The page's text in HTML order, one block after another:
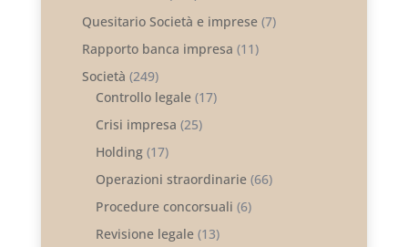
Quesitario Società e imprese(7)
Rapporto banca impresa (11)
Società (249)
Controllo legale(17)
Crisi impresa (25)
Holding(17)
Operazioni straordinarie(66)
Procedure concorsuali (6)
Revisione legale(13)